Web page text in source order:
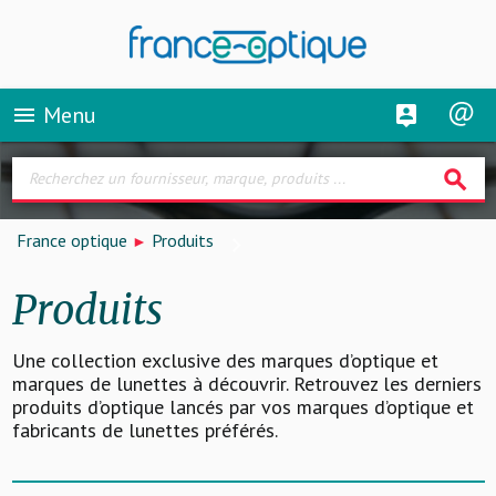
menu Menu
search
France optique Produits
Produits
Une collection exclusive des marques d’optique et
marques de lunettes à découvrir. Retrouvez les derniers
produits d’optique lancés par vos marques d’optique et
fabricants de lunettes préférés.